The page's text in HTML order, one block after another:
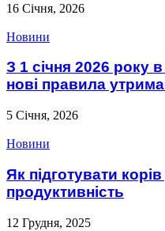
16 Січня, 2026
Новини
З 1 січня 2026 року
нові правила
5 Січня, 2026
Новини
Як підготувати
продуктивність
12 Грудня, 2025